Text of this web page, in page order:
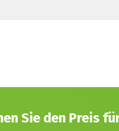
Sie den Preis